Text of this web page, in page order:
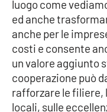
EDIZIONI
LOCALI
Catanzaro
Crotone
luogo come
ed anche
anche per le
costi e consente
un valore aggiunto
cooperazione può
rafforzare le
locali, sulle